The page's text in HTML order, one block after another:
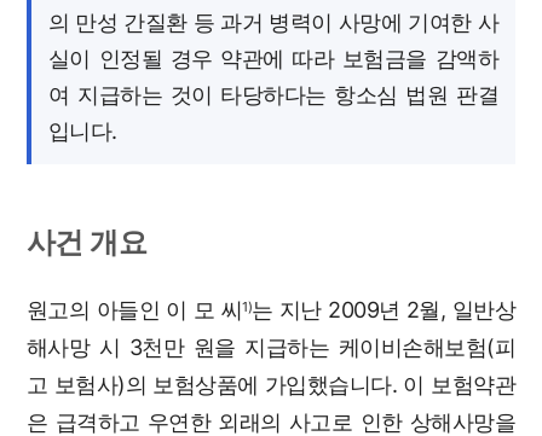
의 만성 간질환 등 과거 병력이 사망에 기여한 사
실이 인정될 경우 약관에 따라 보험금을 감액하
여 지급하는 것이 타당하다는 항소심 법원 판결
입니다.
사건 개요
원고의 아들인 이 모 씨1)는 지난 2009년 2월, 일반상
해사망 시 3천만 원을 지급하는 케이비손해보험(피
고 보험사)의 보험상품에 가입했습니다. 이 보험약관
은 급격하고 우연한 외래의 사고로 인한 상해사망을